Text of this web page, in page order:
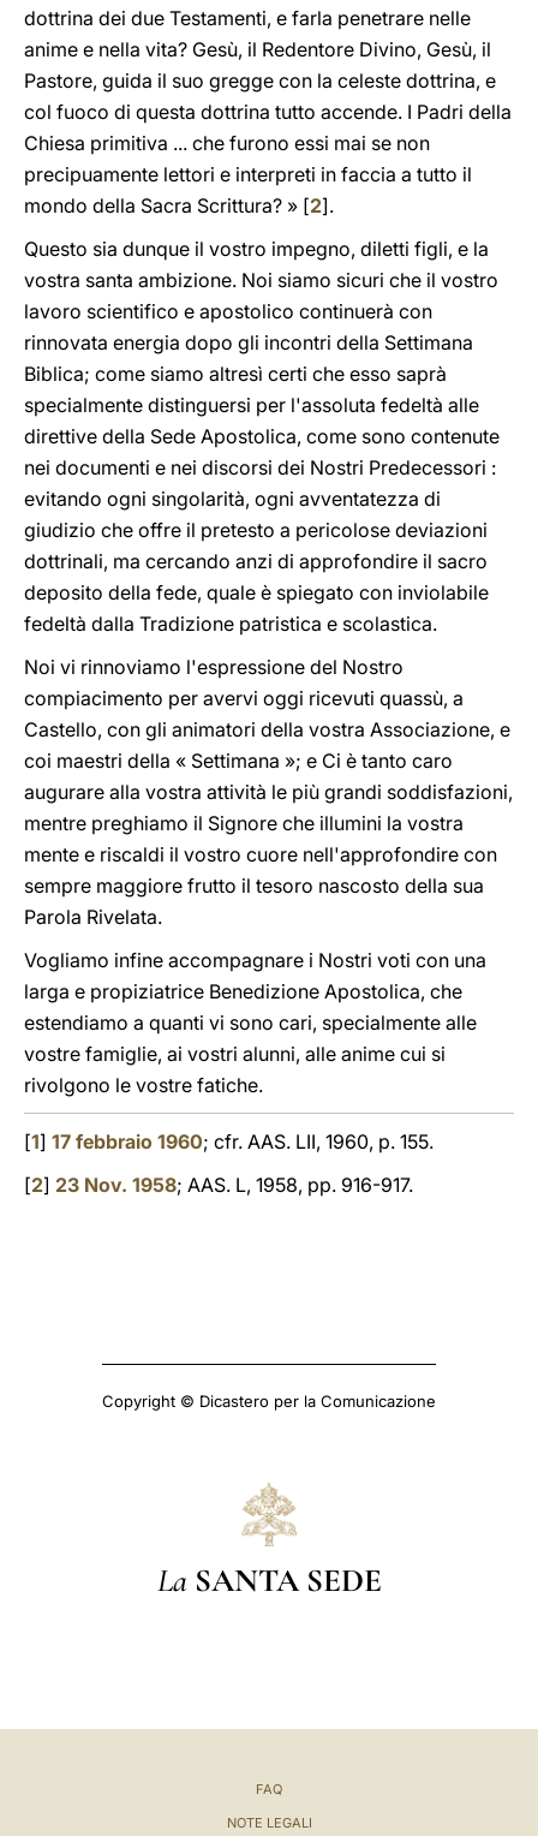
dottrina dei due Testamenti, e farla penetrare nelle
anime e nella vita? Gesù, il Redentore Divino, Gesù, il
Pastore, guida il suo gregge con la celeste dottrina, e
col fuoco di questa dottrina tutto accende. I Padri della
Chiesa primitiva ... che furono essi mai se non
precipuamente lettori e interpreti in faccia a tutto il
mondo della Sacra Scrittura? » [2].
Questo sia dunque il vostro impegno, diletti figli, e la
vostra santa ambizione. Noi siamo sicuri che il vostro
lavoro scientifico e apostolico continuerà con
rinnovata energia dopo gli incontri della Settimana
Biblica; come siamo altresì certi che esso saprà
specialmente distinguersi per l'assoluta fedeltà alle
direttive della Sede Apostolica, come sono contenute
nei documenti e nei discorsi dei Nostri Predecessori :
evitando ogni singolarità, ogni avventatezza di
giudizio che offre il pretesto a pericolose deviazioni
dottrinali, ma cercando anzi di approfondire il sacro
deposito della fede, quale è spiegato con inviolabile
fedeltà dalla Tradizione patristica e scolastica.
Noi vi rinnoviamo l'espressione del Nostro
compiacimento per avervi oggi ricevuti quassù, a
Castello, con gli animatori della vostra Associazione, e
coi maestri della « Settimana »; e Ci è tanto caro
augurare alla vostra attività le più grandi soddisfazioni,
mentre preghiamo il Signore che illumini la vostra
mente e riscaldi il vostro cuore nell'approfondire con
sempre maggiore frutto il tesoro nascosto della sua
Parola Rivelata.
Vogliamo infine accompagnare i Nostri voti con una
larga e propiziatrice Benedizione Apostolica, che
estendiamo a quanti vi sono cari, specialmente alle
vostre famiglie, ai vostri alunni, alle anime cui si
rivolgono le vostre fatiche.
[1] 17 febbraio 1960; cfr. AAS. LII, 1960, p. 155.
[2] 23 Nov. 1958; AAS. L, 1958, pp. 916-917.
Copyright © Dicastero per la Comunicazione
La SANTA SEDE
FAQ
NOTE LEGALI